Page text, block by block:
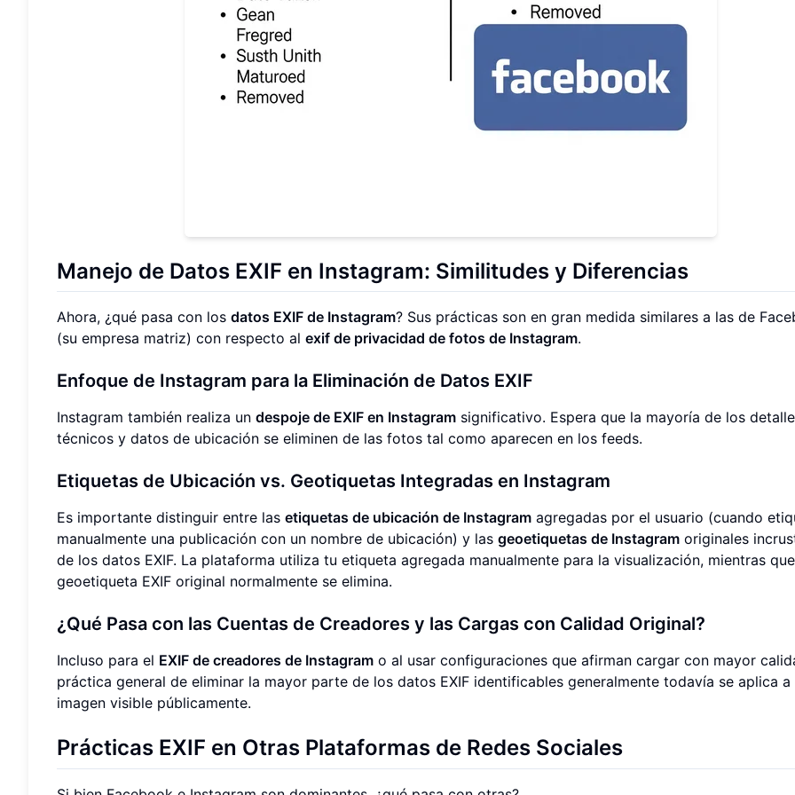
Manejo de Datos EXIF en Instagram: Similitudes y Diferencias
Ahora, ¿qué pasa con los datos EXIF de Instagram? Sus prácticas son en gran medida similares a las de
(su empresa matriz) con respecto al exif de privacidad de fotos de Instagram.
Enfoque de Instagram para la Eliminación de Datos EXIF
Instagram también realiza un despoje de EXIF en Instagram significativo. Espera que la mayoría de los
técnicos y datos de ubicación se eliminen de las fotos tal como aparecen en los feeds.
Etiquetas de Ubicación vs. Geotiquetas Integradas en Instagram
Es importante distinguir entre las etiquetas de ubicación de Instagram agregadas por el usuario (cuando
manualmente una publicación con un nombre de ubicación) y las geoetiquetas de Instagram originales
de los datos EXIF. La plataforma utiliza tu etiqueta agregada manualmente para la visualización, mientras
geoetiqueta EXIF original normalmente se elimina.
¿Qué Pasa con las Cuentas de Creadores y las Cargas con Calidad Original?
Incluso para el EXIF de creadores de Instagram o al usar configuraciones que afirman cargar con mayor
práctica general de eliminar la mayor parte de los datos EXIF identificables generalmente todavía se aplica a
imagen visible públicamente.
Prácticas EXIF en Otras Plataformas de Redes Sociales